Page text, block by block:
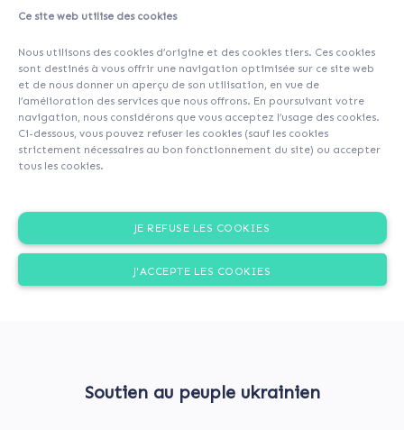
Ce site web utilise des cookies
Nous utilisons des cookies d’origine et des cookies tiers. Ces cookies
sont destinés à vous offrir une navigation optimisée sur ce site web
et de nous donner un aperçu de son utilisation, en vue de
l’amélioration des services que nous offrons. En poursuivant votre
navigation, nous considérons que vous acceptez l’usage des cookies.
Ci-dessous, vous pouvez refuser les cookies (sauf les cookies
strictement nécessaires au bon fonctionnement du site) ou accepter
tous les cookies.
JE REFUSE LES COOKIES
J'ACCEPTE LES COOKIES
Soutien au peuple ukrainien